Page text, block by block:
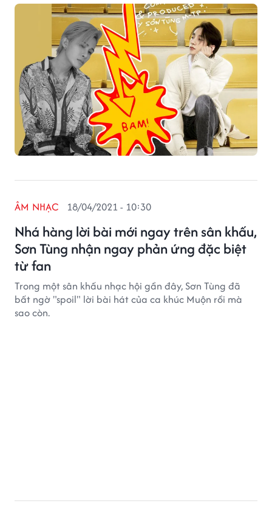
Nhá hàng lời bài mới ngay trên sân khấu,
Sơn Tùng nhận ngay phản ứng đặc biệt
từ fan
ÂM NHẠC 18/04/2021 - 10:30
Trong một sân khấu nhạc hội gần đây, Sơn Tùng đã
bất ngờ "spoil" lời bài hát của ca khúc Muộn rồi mà
sao còn.